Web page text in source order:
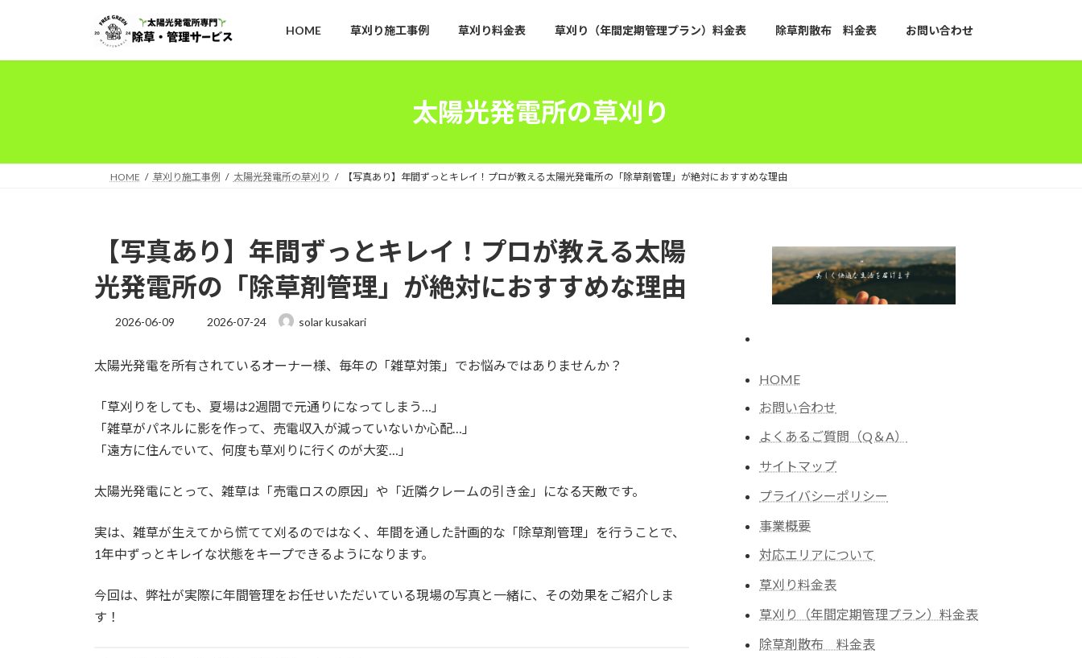
ッ
移
HOME 草刈り施工事例 草刈り料金表 草刈り（年間定期管理プラン）料金表 除草剤散布 料金表 お問い合わせ
太陽光発電所の草刈り
HOME 草刈り施工事例 太陽光発電所の草刈り 【写真あり】年間ずっとキレイ！プロが教える太陽光発電所の「除草剤管理」が絶対におすすめな理由
【写真あり】年間ずっとキレイ！プロが教える太陽
光発電所の「除草剤管理」が絶対におすすめな理由
2026-06-09
最
新
時
:
2026-07-24 solar kusakari
太陽光発電を所有されているオーナー様、毎年の「雑草対策」でお悩みではありませんか？
「草刈りをしても、夏場は2週間で元通りになってしまう…」
「雑草がパネルに影を作って、売電収入が減っていないか心配…」
「遠方に住んでいて、何度も草刈りに行くのが大変…」
太陽光発電にとって、雑草は「売電ロスの原因」や「近隣クレームの引き金」になる天敵です。
実は、雑草が生えてから慌てて刈るのではなく、年間を通した計画的な「除草剤管理」を行うことで、
1年中ずっとキレイな状態をキープできるようになります。
今回は、弊社が実際に年間管理をお任せいただいている現場の写真と一緒に、その効果をご紹介しま
す！
HOME
お問い合わせ
よくあるご質問（Q＆A）
サイトマップ
プライバシーポリシー
事業概要
対応エリアについて
草刈り料金表
草刈り（年間定期管理プラン）料金表
除草剤散布 料金表